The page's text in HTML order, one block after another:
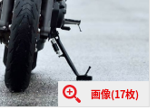
画像(17枚)